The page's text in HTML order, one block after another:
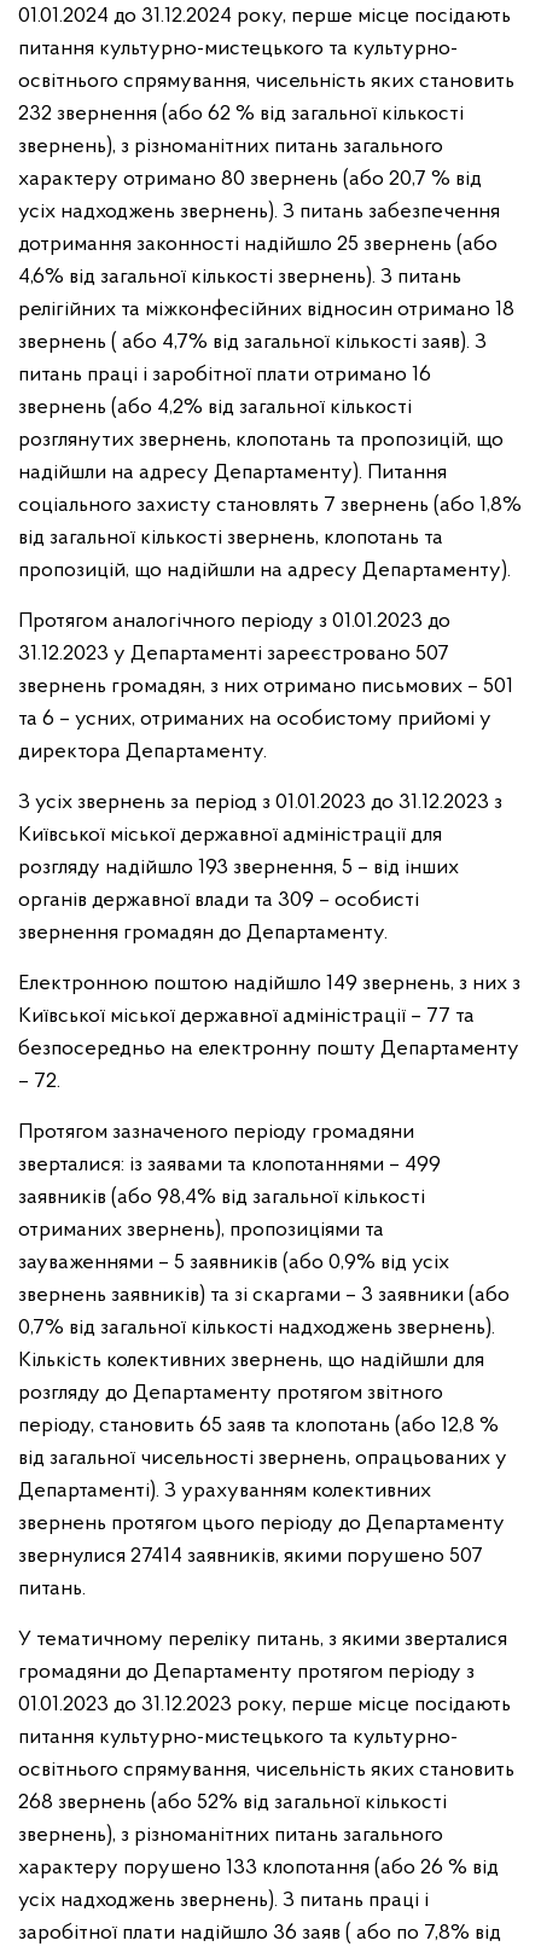
01.01.2024 до 31.12.2024 року, перше місце посідають
питання культурно-мистецького та культурно-
освітнього спрямування, чисельність яких становить
232 звернення (або 62 % від загальної кількості
звернень), з різноманітних питань загального
характеру отримано 80 звернень (або 20,7 % від
усіх надходжень звернень). З питань забезпечення
дотримання законності надійшло 25 звернень (або
4,6% від загальної кількості звернень). З питань
релігійних та міжконфесійних відносин отримано 18
звернень ( або 4,7% від загальної кількості заяв). З
питань праці і заробітної плати отримано 16
звернень (або 4,2% від загальної кількості
розглянутих звернень, клопотань та пропозицій, що
надійшли на адресу Департаменту). Питання
соціального захисту становлять 7 звернень (або 1,8%
від загальної кількості звернень, клопотань та
пропозицій, що надійшли на адресу Департаменту).
Протягом аналогічного періоду з 01.01.2023 до
31.12.2023 у Департаменті зареєстровано 507
звернень громадян, з них отримано письмових – 501
та 6 – усних, отриманих на особистому прийомі у
директора Департаменту.
З усіх звернень за період з 01.01.2023 до 31.12.2023 з
Київської міської державної адміністрації для
розгляду надійшло 193 звернення, 5 – від інших
органів державної влади та 309 – особисті
звернення громадян до Департаменту.
Електронною поштою надійшло 149 звернень, з них з
Київської міської державної адміністрації – 77 та
безпосередньо на електронну пошту Департаменту
– 72.
Протягом зазначеного періоду громадяни
зверталися: із заявами та клопотаннями – 499
заявників (або 98,4% від загальної кількості
отриманих звернень), пропозиціями та
зауваженнями – 5 заявників (або 0,9% від усіх
звернень заявників) та зі скаргами – 3 заявники (або
0,7% від загальної кількості надходжень звернень).
Кількість колективних звернень, що надійшли для
розгляду до Департаменту протягом звітного
періоду, становить 65 заяв та клопотань (або 12,8 %
від загальної чисельності звернень, опрацьованих у
Департаменті). З урахуванням колективних
звернень протягом цього періоду до Департаменту
звернулися 27414 заявників, якими порушено 507
питань.
У тематичному переліку питань, з якими зверталися
громадяни до Департаменту протягом періоду з
01.01.2023 до 31.12.2023 року, перше місце посідають
питання культурно-мистецького та культурно-
освітнього спрямування, чисельність яких становить
268 звернень (або 52% від загальної кількості
звернень), з різноманітних питань загального
характеру порушено 133 клопотання (або 26 % від
усіх надходжень звернень). З питань праці і
заробітної плати надійшло 36 заяв ( або по 7,8% від